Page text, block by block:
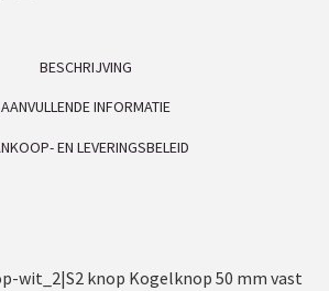
BESCHRIJVING
AANVULLENDE INFORMATIE
EN LEVERINGSBELEID
wit_2|S2 knop Kogelknop 50 mm vast